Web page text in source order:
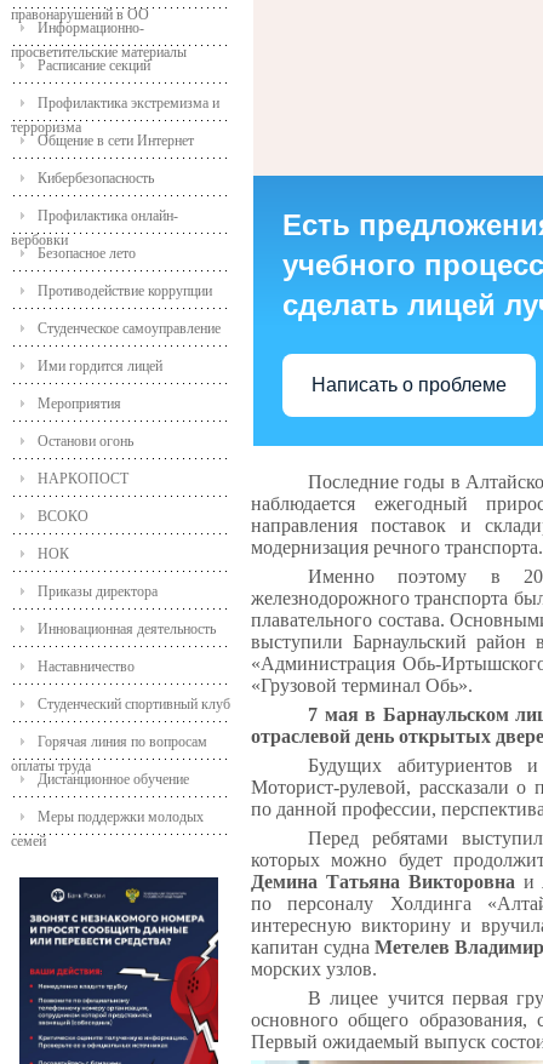
правонарушений в ОО
Информационно-
просветительские материалы
Расписание секций
Профилактика экстремизма и
терроризма
Общение в сети Интернет
Кибербезопасность
Профилактика онлайн-
вербовки
Безопасное лето
Противодействие коррупции
Студенческое самоуправление
Ими гордится лицей
Мероприятия
Останови огонь
НАРКОПОСТ
ВСОКО
НОК
Приказы директора
Инновационная деятельность
Наставничество
Студенческий спортивный клуб
Горячая линия по вопросам
оплаты труда
Дистанционное обучение
Меры поддержки молодых
семей
Есть
учебного
сделать лицей
Написать о проблеме
Последние годы в
наблюдается ежегодный
направления поставок и
модернизация речного транспорта.
Именно поэтому в
железнодорожного транспорта
плавательного состава.
выступили Барнаульский
«Администрация Обь-
«Грузовой терминал Обь».
7 мая в Барнаульском
отраслевой день открытых
Будущих абитуриентов
Моторист-рулевой, рассказали о
по данной профессии,
Перед ребятами
которых можно будет
Демина Татьяна Викторовна и
по персоналу Холдинга
интересную викторину и
капитан судна Метелев
морских узлов.
В лицее учится первая
основного общего образования,
Первый ожидаемый выпуск